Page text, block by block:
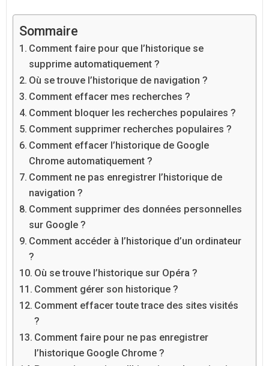
Sommaire
Comment faire pour que l’historique se
supprime automatiquement ?
Où se trouve l’historique de navigation ?
Comment effacer mes recherches ?
Comment bloquer les recherches populaires ?
Comment supprimer recherches populaires ?
Comment effacer l’historique de Google
Chrome automatiquement ?
Comment ne pas enregistrer l’historique de
navigation ?
Comment supprimer des données personnelles
sur Google ?
Comment accéder à l’historique d’un ordinateur
?
Où se trouve l’historique sur Opéra ?
Comment gérer son historique ?
Comment effacer toute trace des sites visités
?
Comment faire pour ne pas enregistrer
l’historique Google Chrome ?